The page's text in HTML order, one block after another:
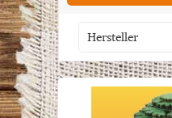
Hersteller
Lenk & Sohn